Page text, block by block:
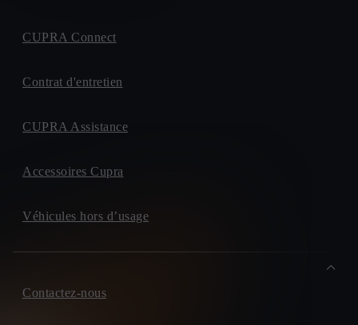
CUPRA Connect
Contrat d'entretien
CUPRA Assistance
Accessoires Cupra
Véhicules hors d’usage
Contactez-nous